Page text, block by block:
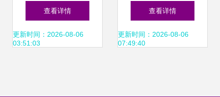
点 CEO在应用软件
开发中必须直面的
查看详情
更新时间：2026-08-06
03:51:03
——超越人工智能
应用的智能系统新
查看详情
更新时间：2026-08-06
07:49:40